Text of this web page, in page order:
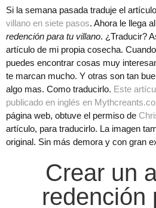
Si la semana pasada traduje el artículo
villano en siete pasos. Ahora le llega
redención para tu villano. ¿Traducir?
artículo de mi propia cosecha.
puedes encontrar cosas muy
te marcan mucho. Y otras son tan
algo mas. Como traducirlo. Este
publicado en inglés en
página web, obtuve el permiso de
artículo, para traducirlo. La imagen
original. Sin más demora y con gran
Crear un
redención